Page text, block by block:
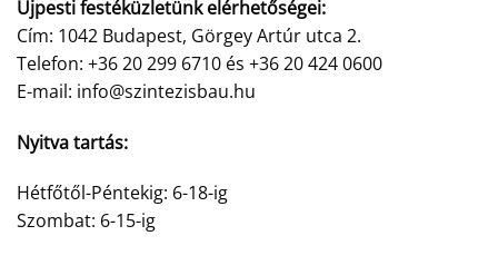
Újpesti festéküzletünk elérhetőségei:
Cím: 1042 Budapest, Görgey Artúr utca 2.
Telefon: +36 20 299 6710 és +36 20 424 0600
E-mail: info@szintezisbau.hu
Nyitva tartás:
Hétfőtől-Péntekig: 6-18-ig
Szombat: 6-15-ig